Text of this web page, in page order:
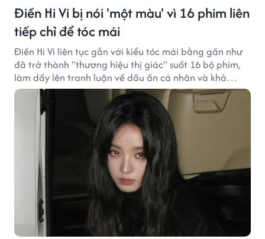
Điền Hi Vi bị nói 'một màu' vì 16 phim liên
tiếp chỉ để tóc mái
Điền Hi Vi liên tục gắn với kiểu tóc mái bằng gần như
đã trở thành "thương hiệu thị giác" suốt 16 bộ phim,
làm dấy lên tranh luận về dấu ấn cá nhân và khả
năng biến hóa trên màn ảnh.